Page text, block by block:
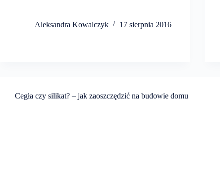
Aleksandra Kowalczyk 17 sierpnia 2016
Cegła czy silikat? – jak zaoszczędzić na budowie domu